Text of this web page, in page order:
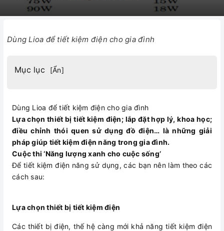
Dùng Lioa để tiết kiệm điện cho gia đình
Mục lục [Ẩn]
Dùng Lioa để tiết kiệm điện cho gia đình
Lựa chọn thiết bị tiết kiệm điện; lắp đặt hợp lý, khoa học;
điều chỉnh thói quen sử dụng đồ điện… là những giải
pháp giúp tiết kiệm điện năng trong gia đình.
Cuộc thi ‘Năng lượng xanh cho cuộc sống’
Để tiết kiệm điện năng sử dụng, các bạn nên làm theo các
cách sau:
Lựa chọn thiết bị tiết kiệm điện
Các thiết bị điện, thế hệ càng mới khả năng tiết kiệm điện